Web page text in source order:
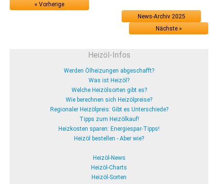
« Vorherige
News-Archiv 2025
Nächste »
Heizöl-Infos
Werden Ölheizungen abgeschafft?
Was ist Heizöl?
Welche Heizölsorten gibt es?
Wie berechnen sich Heizölpreise?
Regionaler Heizölpreis: Gibt es Unterschiede?
Tipps zum Heizölkauf!
Heizkosten sparen: Energiespar-Tipps!
Heizöl bestellen - Aber wie?
Heizöl-News
Heizöl-Charts
Heizöl-Sorten